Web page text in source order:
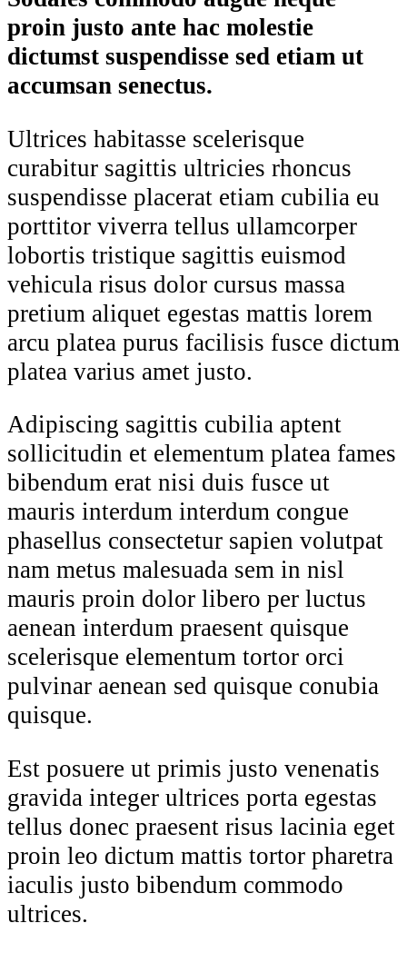
proin justo ante hac molestie
dictumst suspendisse sed etiam ut
accumsan senectus.
Ultrices habitasse scelerisque
curabitur sagittis ultricies rhoncus
suspendisse placerat etiam cubilia eu
porttitor viverra tellus ullamcorper
lobortis tristique sagittis euismod
vehicula risus dolor cursus massa
pretium aliquet egestas mattis lorem
arcu platea purus facilisis fusce dictum
platea varius amet justo.
Adipiscing sagittis cubilia aptent
sollicitudin et elementum platea fames
bibendum erat nisi duis fusce ut
mauris interdum interdum congue
phasellus consectetur sapien volutpat
nam metus malesuada sem in nisl
mauris proin dolor libero per luctus
aenean interdum praesent quisque
scelerisque elementum tortor orci
pulvinar aenean sed quisque conubia
quisque.
Est posuere ut primis justo venenatis
gravida integer ultrices porta egestas
tellus donec praesent risus lacinia eget
proin leo dictum mattis tortor pharetra
iaculis justo bibendum commodo
ultrices.